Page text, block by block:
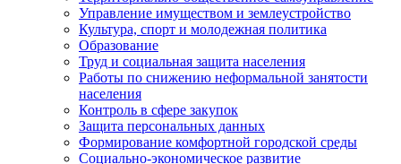
Управление имуществом и землеустройство
Культура, спорт и молодежная политика
Образование
Труд и социальная защита населения
Работы по снижению неформальной занятости
населения
Контроль в сфере закупок
Защита персональных данных
Формирование комфортной городской среды
Социально-экономическое развитие